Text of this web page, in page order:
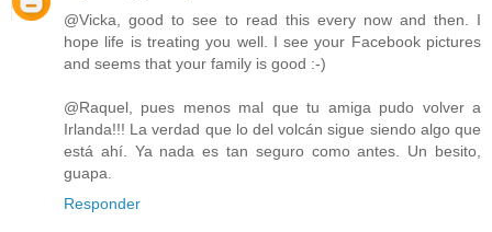
@Vicka, good to see to read this every now and then. I
hope life is treating you well. I see your Facebook pictures
and seems that your family is good :-)
@Raquel, pues menos mal que tu amiga pudo volver a
Irlanda!!! La verdad que lo del volcán sigue siendo algo que
está ahí. Ya nada es tan seguro como antes. Un besito,
guapa.
Responder